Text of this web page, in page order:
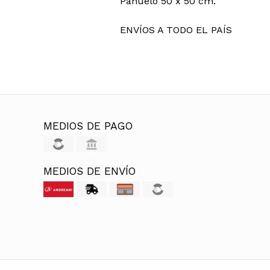
ENVÍOS A TODO EL PAÍS
MEDIOS DE PAGO
MEDIOS DE ENVÍO